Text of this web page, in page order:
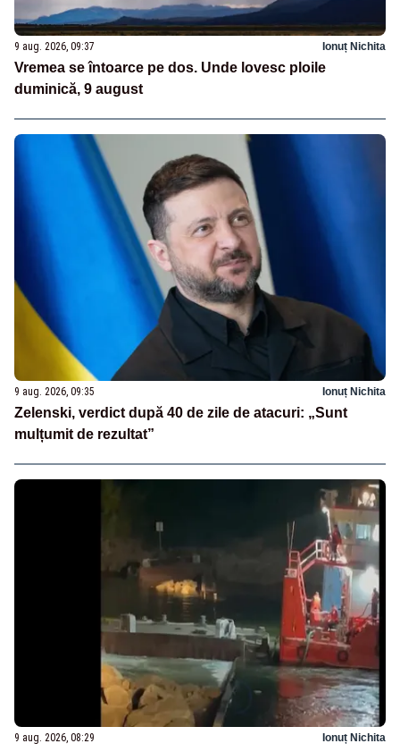
9 aug. 2026, 09:37 Ionuț Nichita
Vremea se întoarce pe dos. Unde lovesc ploile
duminică, 9 august
9 aug. 2026, 09:35 Ionuț Nichita
Zelenski, verdict după 40 de zile de atacuri: „Sunt
mulțumit de rezultat”
9 aug. 2026, 08:29 Ionuț Nichita